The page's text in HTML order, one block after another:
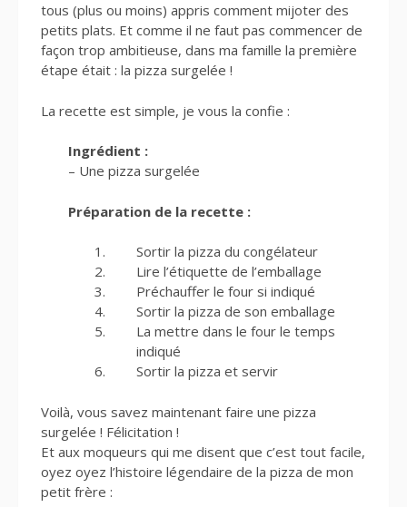
tous (plus ou moins) appris comment mijoter des
petits plats. Et comme il ne faut pas commencer de
façon trop ambitieuse, dans ma famille la première
étape était : la pizza surgelée !
La recette est simple, je vous la confie :
Ingrédient :
– Une pizza surgelée
Préparation de la recette :
Sortir la pizza du congélateur
Lire l’étiquette de l’emballage
Préchauffer le four si indiqué
Sortir la pizza de son emballage
La mettre dans le four le temps
indiqué
Sortir la pizza et servir
Voilà, vous savez maintenant faire une pizza
surgelée ! Félicitation !
Et aux moqueurs qui me disent que c’est tout facile,
oyez oyez l’histoire légendaire de la pizza de mon
petit frère :